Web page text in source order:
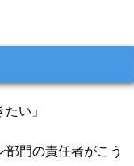
い」
門の責任者がこう